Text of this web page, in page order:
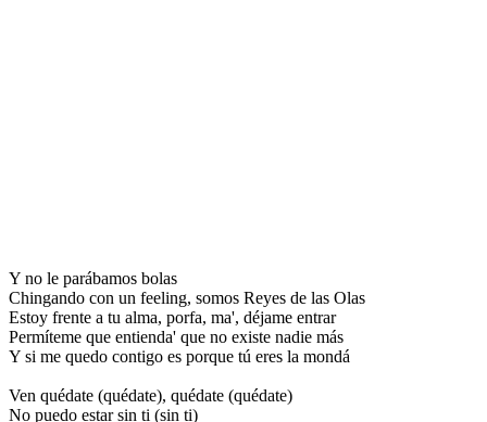
Y no le parábamos bolas
Chingando con un feeling, somos Reyes de las Olas
Estoy frente a tu alma, porfa, ma', déjame entrar
Permíteme que entienda' que no existe nadie más
Y si me quedo contigo es porque tú eres la mondá
Ven quédate (quédate), quédate (quédate)
No puedo estar sin ti (sin ti)